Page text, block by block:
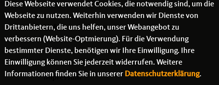
- -
Links
Impressum
Diese Webseite verwendet Cookies, die notwendig sind, um die
Webseite zu nutzen. Weiterhin verwenden wir Dienste von
Drittanbietern, die uns helfen, unser Webangebot zu
verbessern (Website-Optmierung). Für die Verwendung
bestimmter Dienste, benötigen wir Ihre Einwilligung. Ihre
Einwilligung können Sie jederzeit widerrufen. Weitere
Informationen finden Sie in unserer Datenschutzerklärung.